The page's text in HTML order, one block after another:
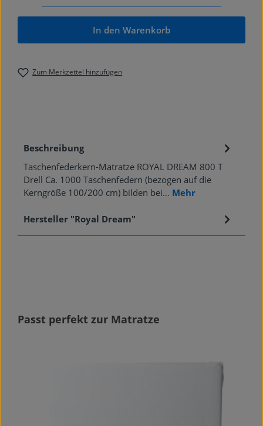
In den Warenkorb
Zum Merkzettel hinzufügen
Beschreibung
Taschenfederkern-Matratze ROYAL DREAM 800 T
Drell Ca. 1000 Taschenfedern (bezogen auf die
Kerngröße 100/200 cm) bilden bei… Mehr
Hersteller "Royal Dream"
Produktgalerie überspringen
Passt perfekt zur Matratze